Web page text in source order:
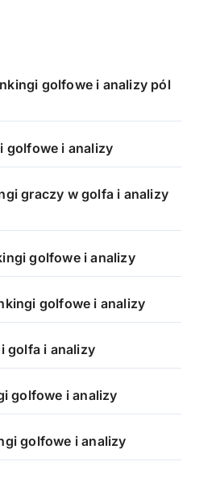
golfowe i analizy pól
golfowe i analizy
graczy w golfa i analizy
golfowe i analizy
golfowe i analizy
golfa i analizy
golfowe i analizy
golfowe i analizy